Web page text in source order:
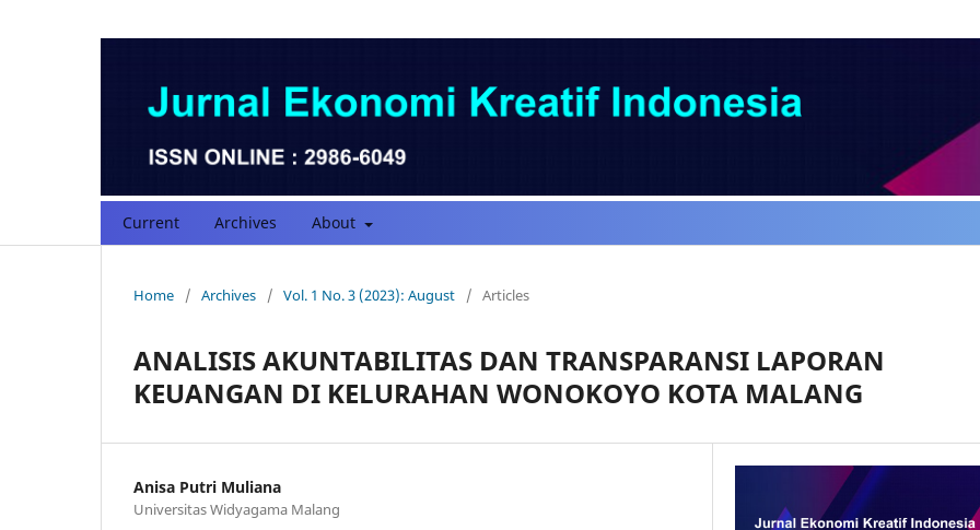
Current Archives About
Home / Archives / Vol. 1 No. 3 (2023): August / Articles
ANALISIS AKUNTABILITAS DAN TRANSPARANSI LAPORAN
KEUANGAN DI KELURAHAN WONOKOYO KOTA MALANG
Anisa Putri Muliana
Universitas Widyagama Malang